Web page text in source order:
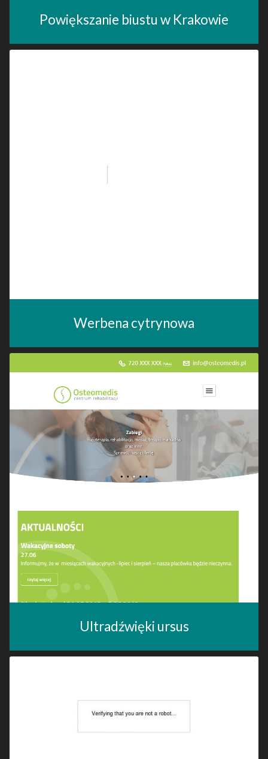
Powiększanie biustu w Krakowie
Werbena cytrynowa
Ultradźwięki ursus